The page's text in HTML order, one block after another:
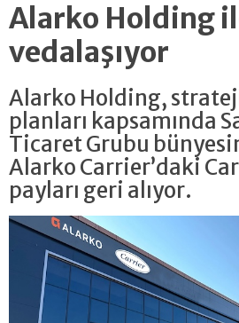
Alarko Holding
vedalaşıyor
Alarko Holding,
planları kapsamında
Ticaret Grubu
Alarko Carrier’daki
payları geri alıyor.